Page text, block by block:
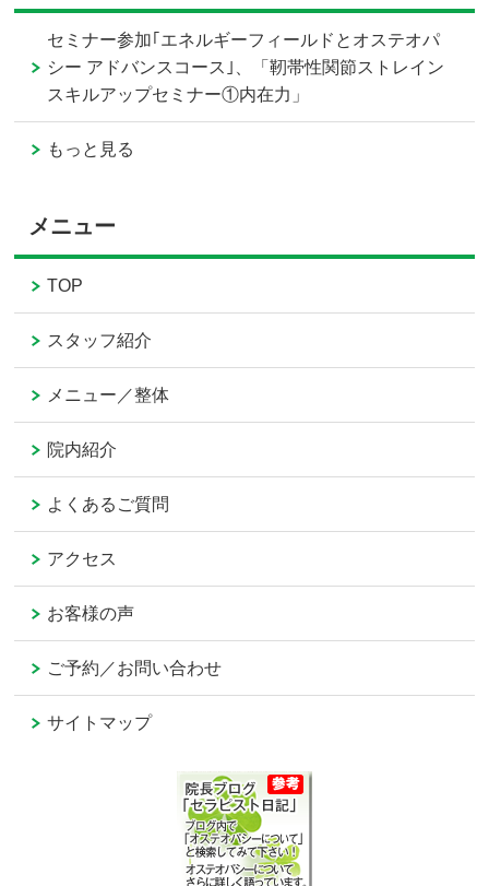
セミナー参加｢エネルギーフィールドとオステオパ
シー アドバンスコース｣、「靭帯性関節ストレイン
スキルアップセミナー①内在力」
もっと見る
メニュー
TOP
スタッフ紹介
メニュー／整体
院内紹介
よくあるご質問
アクセス
お客様の声
ご予約／お問い合わせ
サイトマップ